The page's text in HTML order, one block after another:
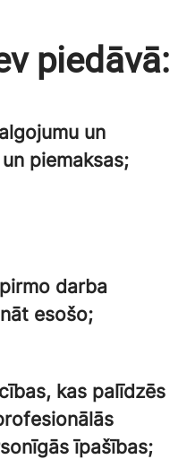
piedāvā:
un
piemaksas;
darba
esošo;
kas palīdzēs
īpašības;